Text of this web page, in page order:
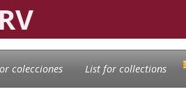
colecciones List for collections